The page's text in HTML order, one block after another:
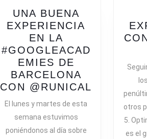
UNA BUENA
EXPERIENCIA
EN LA
#GOOGLEACAD
EMIES DE
BARCELONA
CON @RUNICAL
BUENA
El lunes y martes de esta
semana estuvimos
poniéndonos al día sobre
otros
5.
es el